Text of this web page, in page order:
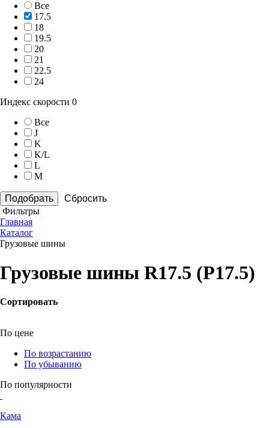
Все
17.5
18
19.5
20
21
22.5
24
Индекс скорости 0
Все
J
K
K/L
L
M
Сбросить
Фильтры
Главная
Каталог
Грузовые шины
Грузовые шины R17.5 (Р17.5)
Сортировать
По цене
По возрастанию
По убыванию
По популярности
Кама